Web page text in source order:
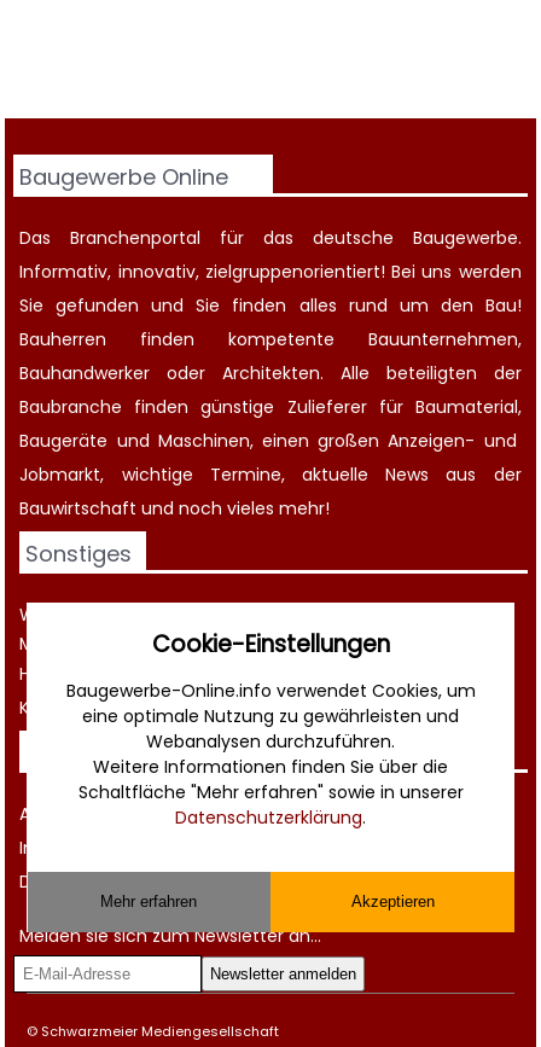
Baugewerbe Online
Das Branchenportal für das deutsche Baugewerbe.
Informativ, innovativ, zielgruppenorientiert! Bei uns werden
Sie gefunden und Sie finden alles rund um den Bau!
Bauherren finden kompetente Bauunternehmen,
Bauhandwerker oder Architekten. Alle beteiligten der
Baubranche finden günstige Zulieferer für Baumaterial,
Baugeräte und Maschinen, einen großenAnzeigen- und
Jobmarkt, wichtige Termine, aktuelleNews aus der
Bauwirtschaft und noch vieles mehr!
Sonstiges
Werbung
Musterverträge und Vorlagen
Hilfe
Kontakt
Rechtliches
AGB
Impressum
Datenschutz
Melden sie sich zum Newsletter an...
© Schwarzmeier Mediengesellschaft
Cookie-Einstellungen
Baugewerbe-Online.info verwendet Cookies, um
eine optimale Nutzung zu gewährleisten und
Webanalysen durchzuführen.
Weitere Informationen finden Sie über die
Schaltfläche "Mehr erfahren" sowie in unserer
Datenschutzerklärung.
Mehr erfahren Akzeptieren